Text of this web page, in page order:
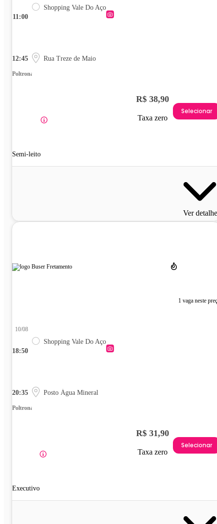
11:00
Shopping Vale Do Aço
12:45 Rua Treze de Maio
Poltrona
Semi-leito
R$ 38,90
Taxa zero
Selecionar
Ver
1 vaga neste
18:50
10/08
Shopping Vale Do Aço
20:35 Posto Água Mineral
Poltrona
Executivo
R$ 31,90
Taxa zero
Selecionar